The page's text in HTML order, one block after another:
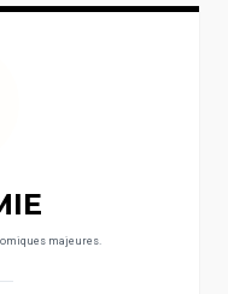
majeures.